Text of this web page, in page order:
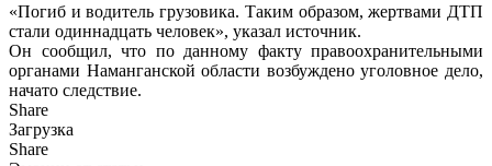
«Погиб и водитель грузовика. Таким образом, жертвами ДТП
стали одиннадцать человек», указал источник.
Он сообщил, что по данному факту правоохранительными
органами Наманганской области возбуждено уголовное дело,
начато следствие.
Share
Загрузка
Share